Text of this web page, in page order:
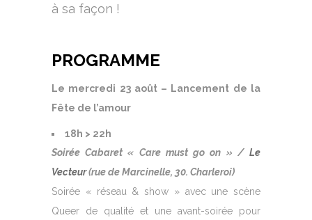
à sa façon !
PROGRAMME
Le mercredi 23 août – Lancement de la
Fête de l’amour
18h > 22h
Soirée Cabaret « Care must go on » / Le
Vecteur(rue de Marcinelle, 30. Charleroi)
Soirée « réseau & show » avec une scène
Queer de qualité et une avant-soirée pour